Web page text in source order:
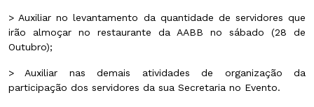
> Auxiliar no levantamento da quantidade de servidores que
irão almoçar no restaurante da AABB no sábado (28 de
Outubro);
> Auxiliar nas demais atividades de organização da
participação dos servidores da sua Secretaria no Evento.